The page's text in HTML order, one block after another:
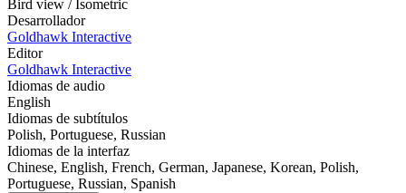
Bird view / Isometric
Desarrollador
Goldhawk Interactive
Editor
Goldhawk Interactive
Idiomas de audio
English
Idiomas de subtítulos
Polish, Portuguese, Russian
Idiomas de la interfaz
Chinese, English, French, German, Japanese, Korean, Polish,
Portuguese, Russian, Spanish